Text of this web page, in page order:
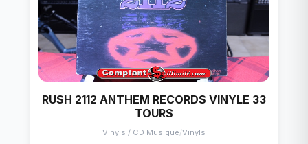
RUSH 2112 ANTHEM RECORDS VINYLE 33
TOURS
Vinyls / CD Musique/Vinyls